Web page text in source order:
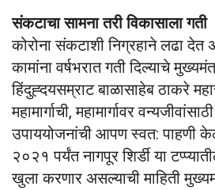
संकटाचा सामना तरी विकासाला गती
कोरोना संकटाशी निग्रहाने लढा
कामांना वर्षभरात गती दिल्याचे
हिंदुह्दयसम्राट बाळासाहेब ठाकरे
महामार्गाची, महामार्गावर
उपाययोजनांची आपण स्वत: पाहणी
२०२१ पर्यंत नागपूर शिर्डी या
खुला करणार असल्याची माहिती